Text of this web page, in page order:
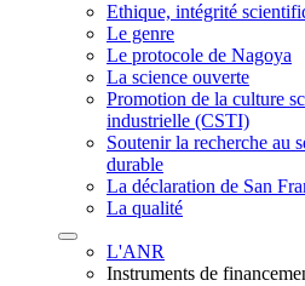
Ethique, intégrité
Le genre
Le protocole de Nagoya
La science ouverte
Promotion de la culture
industrielle (CSTI)
Soutenir la recherche au
durable
La déclaration de San
La qualité
L'ANR
Instruments de